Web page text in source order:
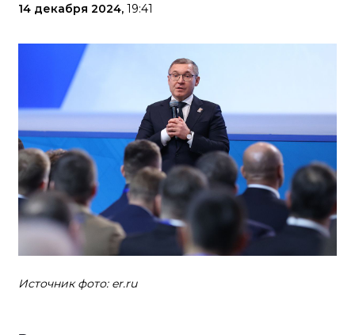
14 декабря 2024, 19:41
Источник фото: er.ru